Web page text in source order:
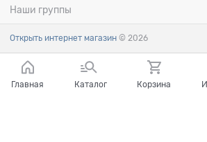
Наши группы
Открыть интернет магазин © 2026
Главная Каталог Корзина